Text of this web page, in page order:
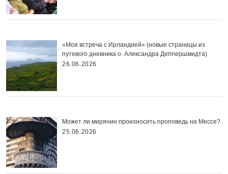
«Моя встреча с Ирландией» (новые страницы из
путевого дневника о. Александра Деппершмидта)
26.06.2026
Может ли мирянин произносить проповедь на Мессе?
25.06.2026